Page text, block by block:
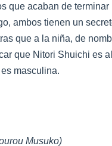
que acaban de
ambos tienen un
que a la niña, de
que Nitori Shuichi es
masculina.
Musuko)